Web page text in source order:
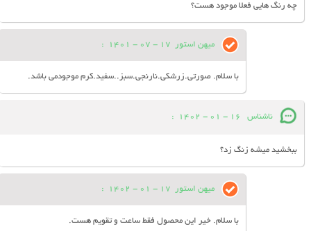
چه رنگ هایی فعلا موجود هست؟
میهن استور 17 - 07 - 1401
:
با سلام. صورتی.زرشکی.نارنجی.سبز..سفید.کرم موجودمی باشد.
ناشناس 16 - 01 - 1402
:
ببخشید میشه زنگ زد؟
میهن استور 17 - 01 - 1402
:
با سلام. خیر این محصول فقط ساعت و تقویم هست.